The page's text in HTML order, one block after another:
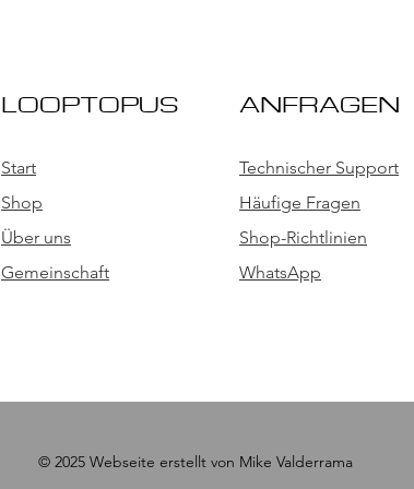
LOOPTOPUS
Start
Shop
Über uns
Gemeinschaft
ANFRAGEN
Technischer Support
Häufige Fragen
Shop-Richtlinien
WhatsApp
© 2025 Webseite erstellt von Mike Valderrama